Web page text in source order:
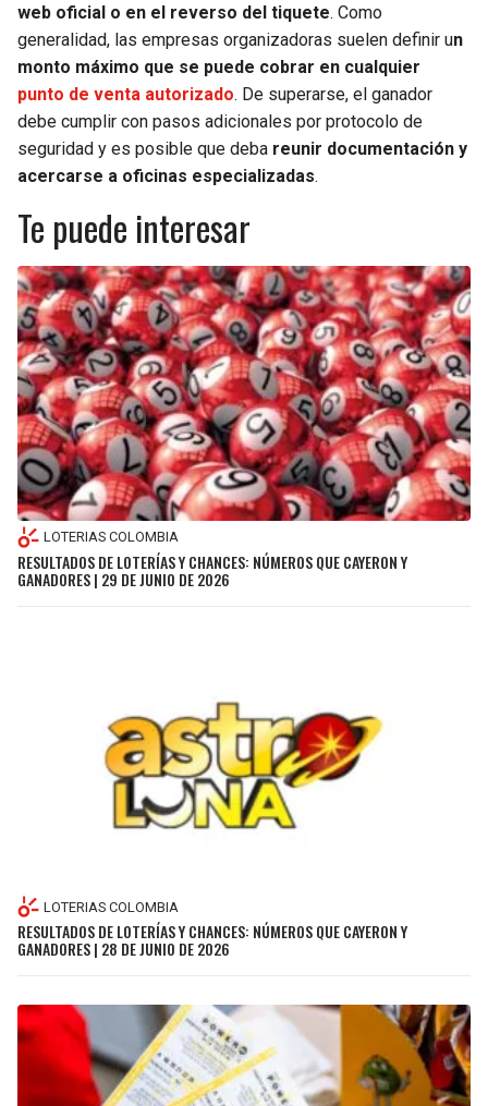
web oficial o en el reverso del tiquete. Como
generalidad, las empresas organizadoras suelen definir un
monto máximo que se puede cobrar en cualquier
punto de venta autorizado. De superarse, el ganador
debe cumplir con pasos adicionales por protocolo de
seguridad y es posible que deba reunir documentación y
acercarse a oficinas especializadas.
Te puede interesar
LOTERIAS COLOMBIA
RESULTADOS DE LOTERÍAS Y CHANCES: NÚMEROS QUE CAYERON Y
GANADORES | 29 DE JUNIO DE 2026
LOTERIAS COLOMBIA
RESULTADOS DE LOTERÍAS Y CHANCES: NÚMEROS QUE CAYERON Y
GANADORES | 28 DE JUNIO DE 2026